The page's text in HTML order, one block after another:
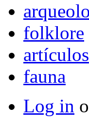
folklore
artículos
fauna
Log in